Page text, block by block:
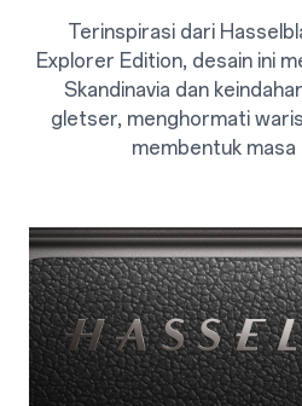
Terinspirasi dari
Explorer Edition, desain ini
Skandinavia dan
gletser, menghormati
membentuk masa